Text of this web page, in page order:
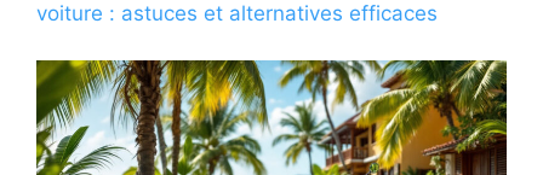
voiture : astuces et alternatives efficaces